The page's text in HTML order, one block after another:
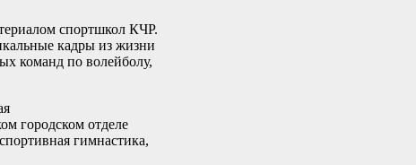
спортшкол КЧР.
кадры из жизни
команд по волейболу,
городском отделе
гимнастика,